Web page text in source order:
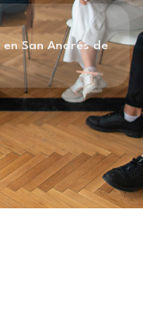
San Andrés de